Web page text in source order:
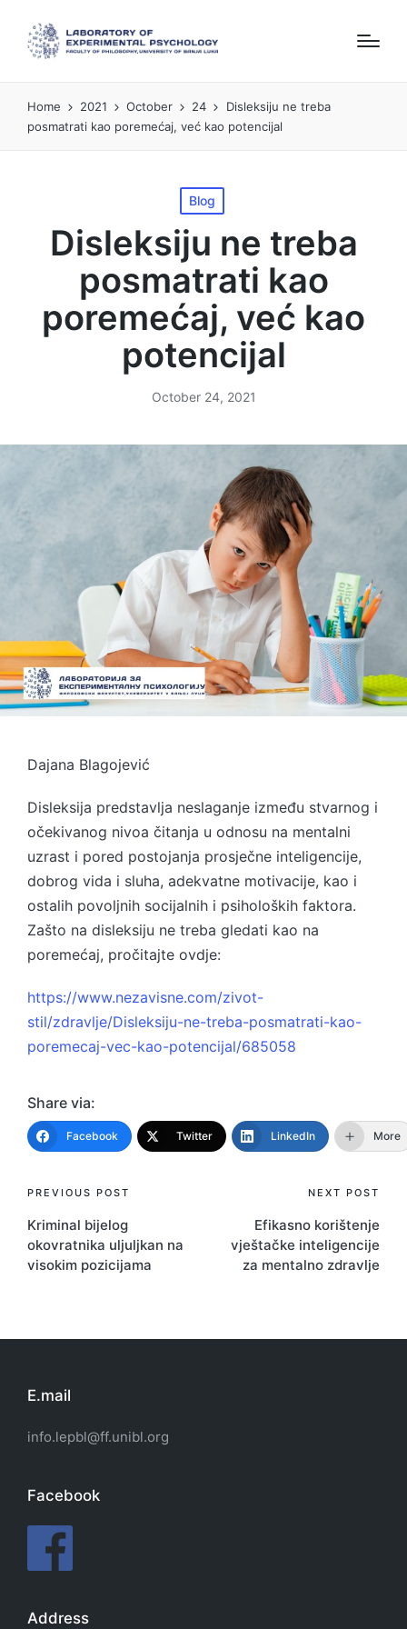
Home 2021 October 24
Disleksiju ne treba
posmatrati kao poremećaj, već kao potencijal
Posted
in
Blog
Disleksiju ne treba
posmatrati kao
poremećaj, već kao
potencijal
October 24, 2021
Dajana Blagojević
Disleksija predstavlja neslaganje između stvarnog i
očekivanog nivoa čitanja u odnosu na mentalni
uzrast i pored postojanja prosječne inteligencije,
dobrog vida i sluha, adekvatne motivacije, kao i
ostalih povoljnih socijalnih i psiholoških faktora.
Zašto na disleksiju ne treba gledati kao na
poremećaj, pročitajte ovdje:
https://www.nezavisne.com/zivot-
stil/zdravlje/Disleksiju-ne-treba-posmatrati-kao-
poremecaj-vec-kao-potencijal/685058
Share via:
Facebook Twitter LinkedIn More
Post
navigation
PREVIOUS POST
Kriminal bijelog
okovratnika uljuljkan na
visokim pozicijama
NEXT POST
Efikasno korištenje
vještačke inteligencije
za mentalno zdravlje
E.mail
info.lepbl@ff.unibl.org
Facebook
Address